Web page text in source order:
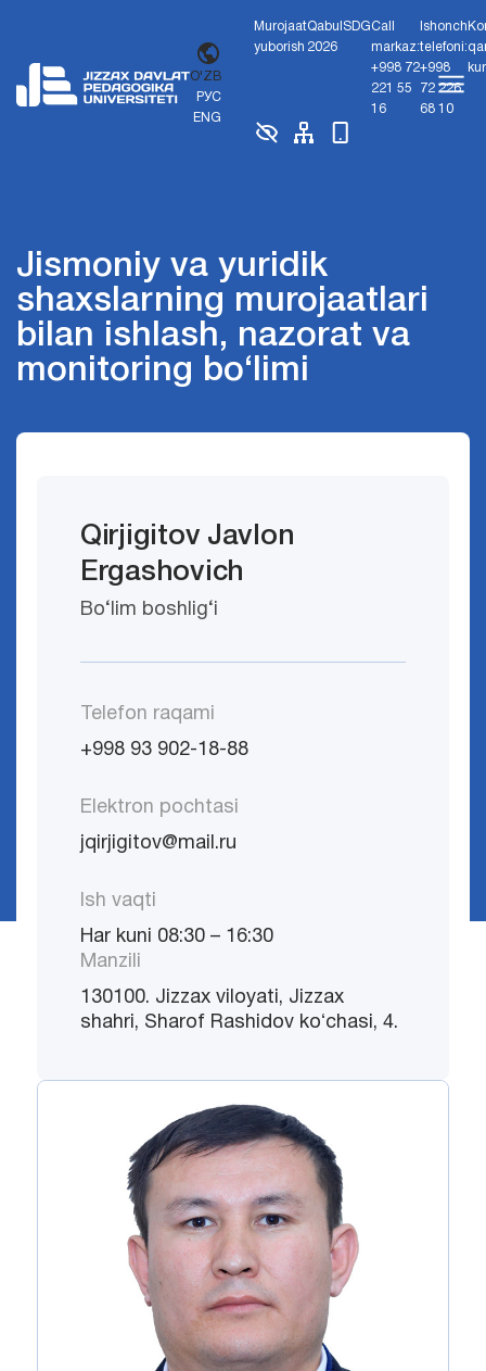
O'ZB
РУС
ENG
Murojaat
yuborish
Qabul
2026
SDGCall
markaz:
+998 72
221 55
16
Ishonch
telefoni:
+998
72 226
68 10
Jismoniy va yuridik
shaxslarning murojaatlari
bilan ishlash, nazorat va
monitoring bo‘limi
Qirjigitov Javlon
Ergashovich
Bo‘lim boshlig‘i
Telefon raqami
+998 93 902-18-88
Elektron pochtasi
jqirjigitov@mail.ru
Ish vaqti
Har kuni 08:30 – 16:30
Manzili
130100. Jizzax viloyati, Jizzax
shahri, Sharof Rashidov koʻchasi, 4.